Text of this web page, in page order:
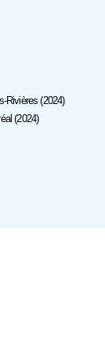
Rivières (2024)
(2024)